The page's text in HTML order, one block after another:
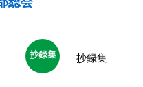
抄録集 抄録集